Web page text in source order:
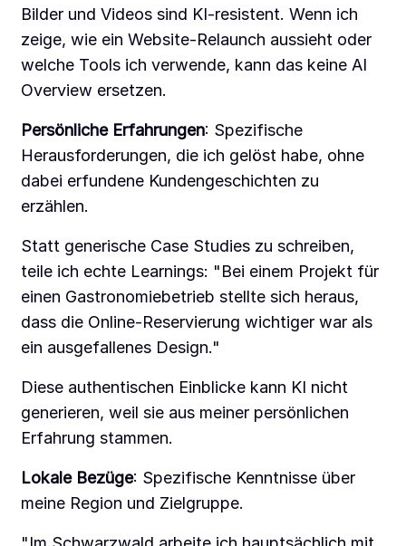
Bilder und Videos sind KI-resistent. Wenn ich
zeige, wie ein Website-Relaunch aussieht oder
welche Tools ich verwende, kann das keine AI
Overview ersetzen.
Persönliche Erfahrungen: Spezifische
Herausforderungen, die ich gelöst habe, ohne
dabei erfundene Kundengeschichten zu
erzählen.
Statt generische Case Studies zu schreiben,
teile ich echte Learnings: "Bei einem Projekt für
einen Gastronomiebetrieb stellte sich heraus,
dass die Online-Reservierung wichtiger war als
ein ausgefallenes Design."
Diese authentischen Einblicke kann KI nicht
generieren, weil sie aus meiner persönlichen
Erfahrung stammen.
Lokale Bezüge: Spezifische Kenntnisse über
meine Region und Zielgruppe.